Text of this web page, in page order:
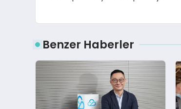
Benzer Haberler